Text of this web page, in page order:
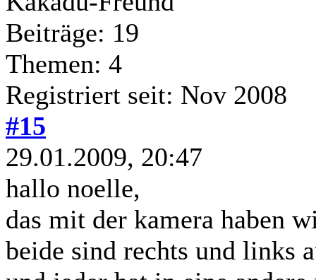
Beiträge: 19
Themen: 4
Registriert seit: Nov 2008
#15
29.01.2009, 20:47
hallo noelle,
das mit der kamera haben
beide sind rechts und links